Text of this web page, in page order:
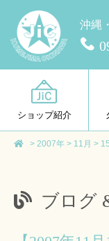
沖縄
ショップ紹介
> 2007年 > 11月 >
ブログ